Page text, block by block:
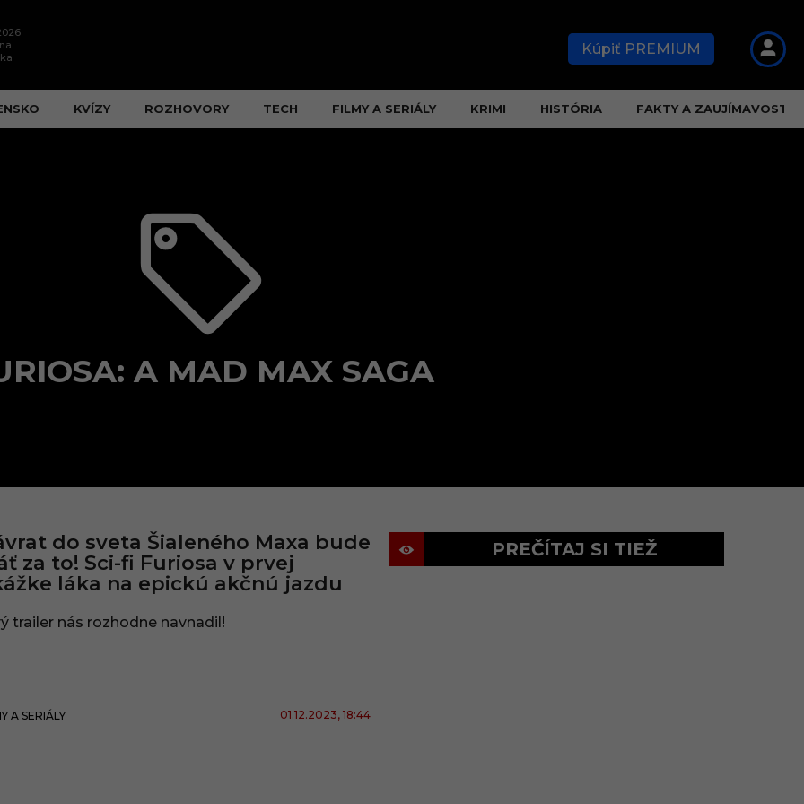
Kúpiť PREMIUM
KVÍZY ROZHOVORY TECH FILMY A SERIÁLY KRIMI HISTÓRIA FAKTY A ZAUJÍMAVOSTI
A MAD MAX SAGA
do sveta Šialeného Maxa bude
za to! Sci-fi Furiosa v prvej
láka na epickú akčnú jazdu
trailer nás rozhodne navnadil!
A SERIÁLY 01.12.2023, 18:44
PREČÍTAJ SI TIEŽ